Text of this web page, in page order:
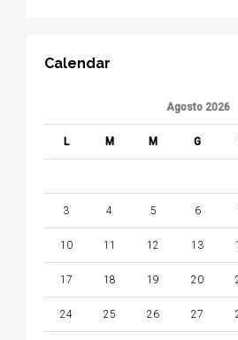
Calendar
Agosto 2026
L M M G
3 4 5 6
10 11 12 13
17 18 19 20
24 25 26 27